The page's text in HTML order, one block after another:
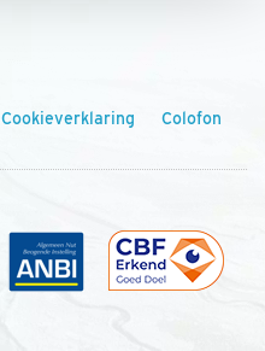
Cookieverklaring Colofon